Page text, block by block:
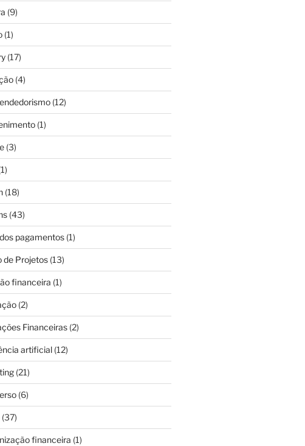
(9)
(1)
(17)
(4)
(12)
(1)
(3)
(18)
(43)
pagamentos(1)
de Projetos(13)
financeira (1)
(2)
Financeiras(2)
artificial(12)
(21)
(6)
(37)
financeira (1)